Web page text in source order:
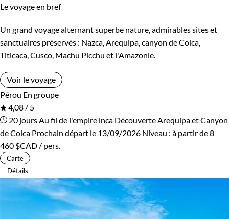
Le voyage en bref
Un grand voyage alternant superbe nature, admirables sites et
sanctuaires préservés : Nazca, Arequipa, canyon de Colca,
Titicaca, Cusco, Machu Picchu et l'Amazonie.
Voir le voyage
Pérou En groupe
4,08 / 5
20 jours Au fil de l'empire inca Découverte Arequipa et Canyon
de Colca Prochain départ le 13/09/2026 Niveau : à partir de8
460 $CAD / pers.
Carte
Détails